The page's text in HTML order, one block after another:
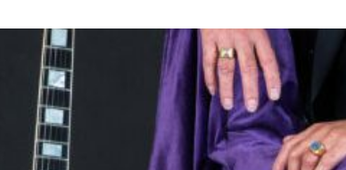
om te starten met zoeken of ESC om te sluiten